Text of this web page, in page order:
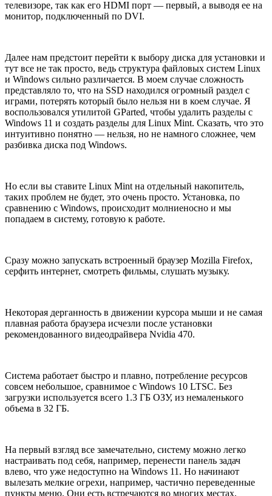
телевизоре, так как его HDMI порт — первый, а выводя ее на
монитор, подключенный по DVI.
Далее нам предстоит перейти к выбору диска для установки и
тут все не так просто, ведь структура файловых систем Linux
и Windows сильно различается. В моем случае сложность
представляло то, что на SSD находился огромный раздел с
играми, потерять который было нельзя ни в коем случае. Я
воспользовался утилитой GParted, чтобы удалить разделы с
Windows 11 и создать разделы для Linux Mint. Сказать, что это
интуитивно понятно — нельзя, но не намного сложнее, чем
разбивка диска под Windows.
Но если вы ставите Linux Mint на отдельный накопитель,
таких проблем не будет, это очень просто. Установка, по
сравнению с Windows, происходит молниеносно и мы
попадаем в систему, готовую к работе.
Сразу можно запускать встроенный браузер Mozilla Firefox,
серфить интернет, смотреть фильмы, слушать музыку.
Некоторая дерганность в движении курсора мыши и не самая
плавная работа браузера исчезли после установки
рекомендованного видеодрайвера Nvidia 470.
Система работает быстро и плавно, потребление ресурсов
совсем небольшое, сравнимое с Windows 10 LTSC. Без
загрузки используется всего 1.3 ГБ ОЗУ, из немаленького
объема в 32 ГБ.
На первый взгляд все замечательно, систему можно легко
настраивать под себя, например, перенести панель задач
влево, что уже недоступно на Windows 11. Но начинают
вылезать мелкие огрехи, например, частично переведенные
пункты меню. Они есть встречаются во многих местах,